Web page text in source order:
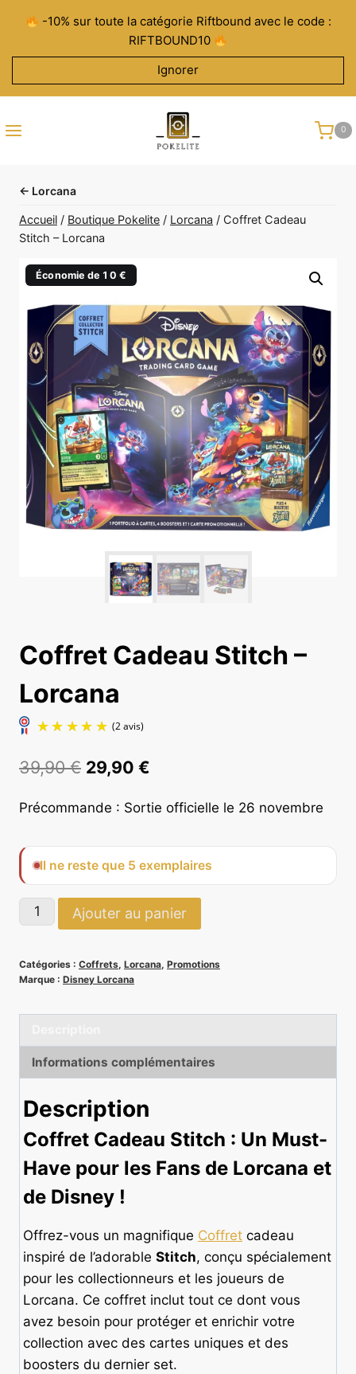
contenu
-10% sur toute la catégorie Riftbound avec le code :
RIFTBOUND10
Ignorer
0
← Lorcana
Accueil / Boutique Pokelite / Lorcana / Coffret Cadeau
Stitch – Lorcana
Économie de 10 €
Coffret Cadeau Stitch –
Lorcana
39,90€ Le
initial
était :
39,90 €.
29,90 €
actuel
est :
29,90 €.
Précommande : Sortie officielle le 26 novembre
Il ne reste que 5 exemplaires
quantité
de
Cadeau
-
Ajouter au panier
Catégories : Coffrets, Lorcana, Promotions
Marque : Disney Lorcana
Informations complémentaires
Description
Coffret Cadeau Stitch : Un Must-
Have pour les Fans de Lorcana et
de Disney !
Offrez-vous un magnifique Coffret cadeau
inspiré de l’adorable Stitch, conçu spécialement
pour les collectionneurs et les joueurs de
Lorcana. Ce coffret inclut tout ce dont vous
avez besoin pour protéger et enrichir votre
collection avec des cartes uniques et des
boosters du dernier set.